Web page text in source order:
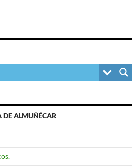
DE ALMUÑÉCAR